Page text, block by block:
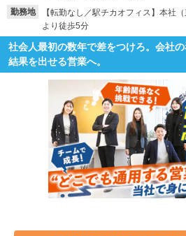
勤務地
【転勤なし／駅チカオフィス】本社
より徒歩5分
社会人最初の数年で差をつけろ。会社
結果を出せる営業へ。